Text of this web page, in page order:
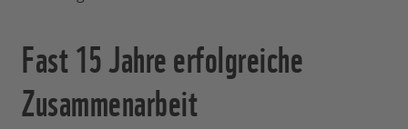
Fast 15 Jahre erfolgreiche
Zusammenarbeit